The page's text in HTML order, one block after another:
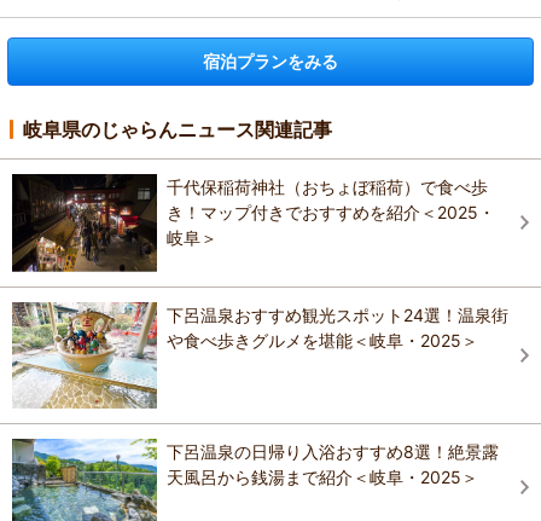
宿泊プランをみる
岐阜県のじゃらんニュース関連記事
千代保稲荷神社（おちょぼ稲荷）で食べ歩
き！マップ付きでおすすめを紹介＜2025・
岐阜＞
下呂温泉おすすめ観光スポット24選！温泉街
や食べ歩きグルメを堪能＜岐阜・2025＞
下呂温泉の日帰り入浴おすすめ8選！絶景露
天風呂から銭湯まで紹介＜岐阜・2025＞